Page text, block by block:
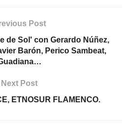
Post
de Sol' con Gerardo Núñez,
Barón, Perico Sambeat,
Next Post
ETNOSUR FLAMENCO.